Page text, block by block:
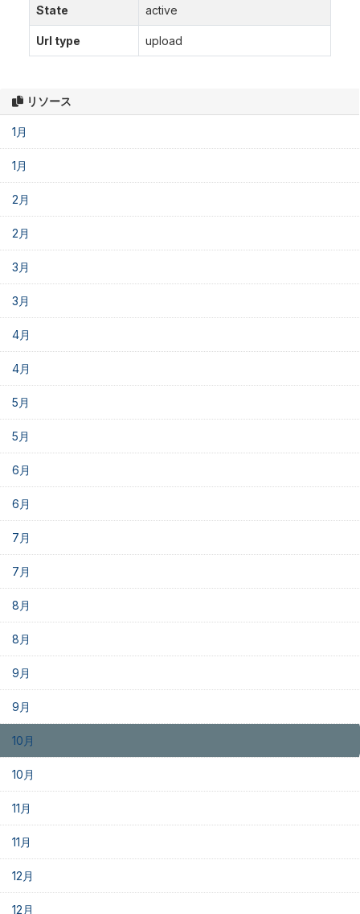
リソース
1月
1月
2月
2月
3月
3月
4月
4月
5月
5月
6月
6月
7月
7月
8月
8月
9月
9月
10月
10月
11月
11月
12月
12月
State active
Url type upload